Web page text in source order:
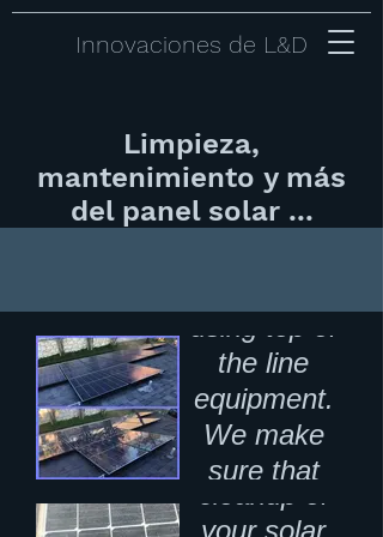
Innovaciones de L&D
Limpieza,
mantenimiento y más
del panel solar ...
Solar
Professional
solar panel
the line
equipment.
We make
sure that
your panels
Over
Spray
Paint
Over
spray
paint
removal
and
your solar